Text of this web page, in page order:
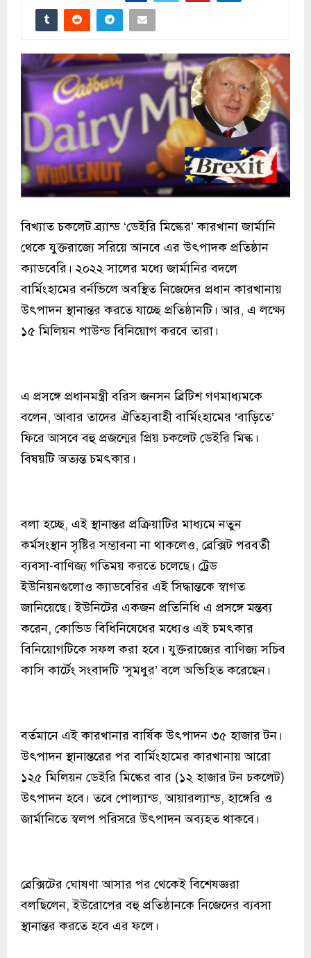
বিখ্যাত চকলেট ব্র্যান্ড ‘ডেইরি মিল্কের’ কারখানা জার্মানি
থেকে যুক্তরাজ্যে সরিয়ে আনবে এর উৎপাদক প্রতিষ্ঠান
ক্যাডবেরি। ২০২২ সালের মধ্যে জার্মানির বদলে
বার্মিংহামের বর্নভিলে অবস্থিত নিজেদের প্রধান কারখানায়
উৎপাদন স্থানান্তর করতে যাচ্ছে প্রতিষ্ঠানটি। আর, এ লক্ষ্যে
১৫ মিলিয়ন পাউন্ড বিনিয়োগ করবে তারা।
এ প্রসঙ্গে প্রধানমন্ত্রী বরিস জনসন ব্রিটিশ গণমাধ্যমকে
বলেন, আবার তাদের ঐতিহ্যবাহী বার্মিংহামের ‘বাড়িতে’
ফিরে আসবে বহু প্রজন্মের প্রিয় চকলেট ডেইরি মিল্ক।
বিষয়টি অত্যন্ত চমৎকার।
বলা হচ্ছে, এই স্থানান্তর প্রক্রিয়াটির মাধ্যমে নতুন
কর্মসংস্থান সৃষ্টির সম্ভাবনা না থাকলেও, ব্রেক্সিট পরবর্তী
ব্যবসা-বাণিজ্য গতিময় করতে চলেছে। ট্রেড
ইউনিয়নগুলোও ক্যাডবেরির এই সিদ্ধান্তকে স্বাগত
জানিয়েছে। ইউনিটের একজন প্রতিনিধি এ প্রসঙ্গে মন্তব্য
করেন, কোভিড বিধিনিষেধের মধ্যেও এই চমৎকার
বিনিয়োগটিকে সফল করা হবে। যুক্তরাজ্যের বাণিজ্য সচিব
কাসি কার্টেং সংবাদটি ‘সুমধুর’ বলে অভিহিত করেছেন।
বর্তমানে এই কারখানার বার্ষিক উৎপাদন ৩৫ হাজার টন।
উৎপাদন স্থানান্তরের পর বার্মিংহামের কারখানায় আরো
১২৫ মিলিয়ন ডেইরি মিল্কের বার (১২ হাজার টন চকলেট)
উৎপাদন হবে। তবে পোল্যান্ড, আয়ারল্যান্ড, হাঙ্গেরি ও
জার্মানিতে স্বলপ পরিসরে উৎপাদন অব্যহত থাকবে।
ব্রেক্সিটের ঘোষণা আসার পর থেকেই বিশেষজ্ঞরা
বলছিলেন, ইউরোপের বহু প্রতিষ্ঠানকে নিজেদের ব্যবসা
স্থানান্তর করতে হবে এর ফলে।